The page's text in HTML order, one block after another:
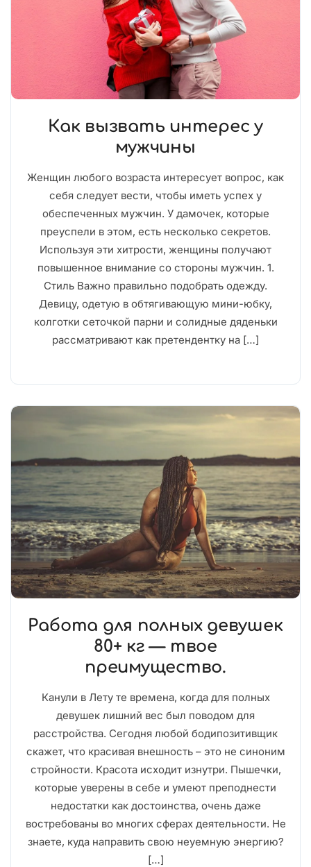
Как вызвать интерес у
мужчины
Женщин любого возраста интересует вопрос, как
себя следует вести, чтобы иметь успех у
обеспеченных мужчин. У дамочек, которые
преуспели в этом, есть несколько секретов.
Используя эти хитрости, женщины получают
повышенное внимание со стороны мужчин. 1.
Стиль Важно правильно подобрать одежду.
Девицу, одетую в обтягивающую мини-юбку,
колготки сеточкой парни и солидные дяденьки
рассматривают как претендентку на […]
Работа для полных девушек
80+ кг — твое
преимущество.
Канули в Лету те времена, когда для полных
девушек лишний вес был поводом для
расстройства. Сегодня любой бодипозитивщик
скажет, что красивая внешность – это не синоним
стройности. Красота исходит изнутри. Пышечки,
которые уверены в себе и умеют преподнести
недостатки как достоинства, очень даже
востребованы во многих сферах деятельности. Не
знаете, куда направить свою неуемную энергию?
[…]